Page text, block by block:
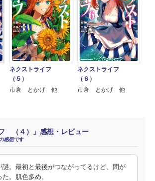
ネクストライフ
（５）
市倉 とかげ 他
ネクストライフ
（６）
市倉 とかげ 他
フ （４）」感想・レビュー
感想です
謎。最初と最後がつながってるけど、間が
。肌色多め。